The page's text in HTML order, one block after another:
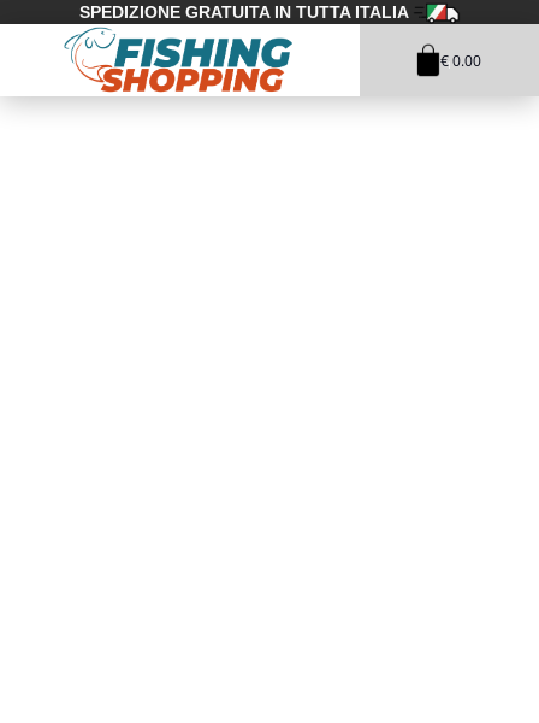
SPEDIZIONE GRATUITA IN TUTTA ITALIA
1
€ 0.00